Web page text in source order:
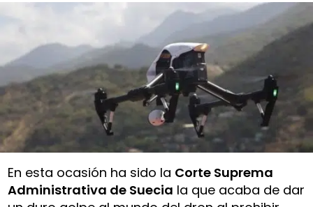
En esta ocasión ha sido la Corte Suprema
Administrativa de Suecia la que acaba de dar